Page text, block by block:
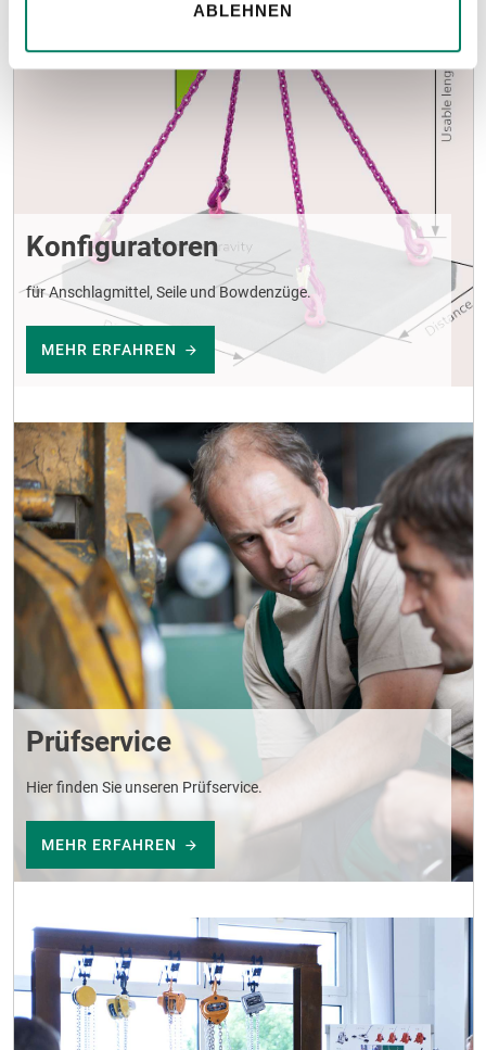
ABLEHNEN
Konfiguratoren
für Anschlagmittel, Seile und Bowdenzüge.
MEHR ERFAHREN
Prüfservice
Hier finden Sie unseren Prüfservice.
MEHR ERFAHREN